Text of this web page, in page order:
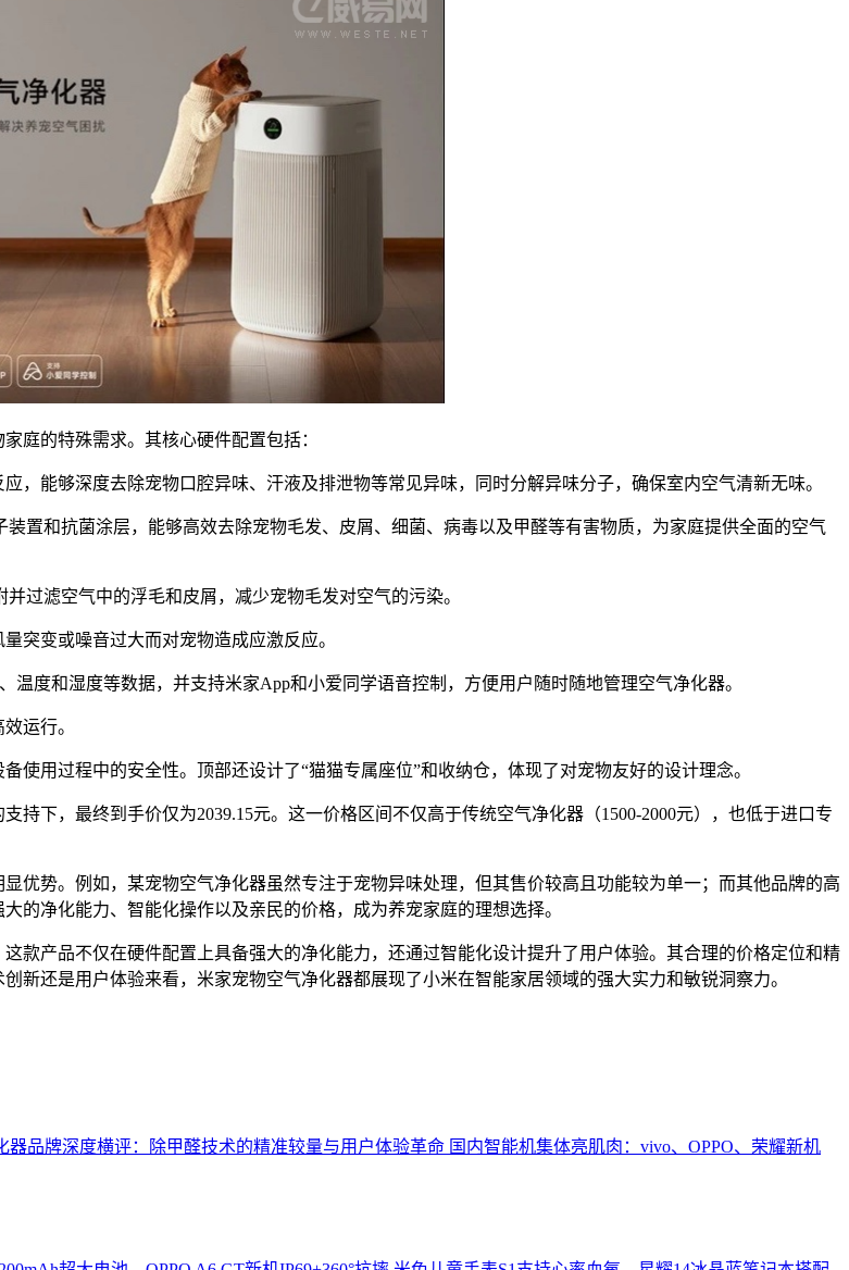
庭的特殊需求。其核心硬件配置包括：
，能够深度去除宠物口腔异味、汗液及排泄物等常见异味，同时分解异味分子，确保室内空气清新无味。
置和抗菌涂层，能够高效去除宠物毛发、皮屑、细菌、病毒以及甲醛等有害物质，为家庭提供全面的空气
过滤空气中的浮毛和皮屑，减少宠物毛发对空气的污染。
突变或噪音过大而对宠物造成应激反应。
度和湿度等数据，并支持米家App和小爱同学语音控制，方便用户随时随地管理空气净化器。
运行。
用过程中的安全性。顶部还设计了“猫猫专属座位”和收纳仓，体现了对宠物友好的设计理念。
持下，最终到手价仅为2039.15元。这一价格区间不仅高于传统空气净化器（1500-2000元），也低于进口专
优势。例如，某宠物空气净化器虽然专注于宠物异味处理，但其售价较高且功能较为单一；而其他品牌的高
的净化能力、智能化操作以及亲民的价格，成为养宠家庭的理想选择。
这款产品不仅在硬件配置上具备强大的净化能力，还通过智能化设计提升了用户体验。其合理的价格定位和精
新还是用户体验来看，米家宠物空气净化器都展现了小米在智能家居领域的强大实力和敏锐洞察力。
器品牌深度横评：除甲醛技术的精准较量与用户体验革命 国内智能机集体亮肌肉：vivo、OPPO、荣耀新机